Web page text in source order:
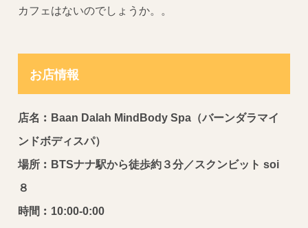
カフェはないのでしょうか。。
お店情報
店名︰Baan Dalah MindBody Spa（バーンダラマイ
ンドボディスパ）
場所︰BTSナナ駅から徒歩約３分／スクンビット soi
８
時間︰10:00-0:00